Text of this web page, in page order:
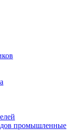
промышленные